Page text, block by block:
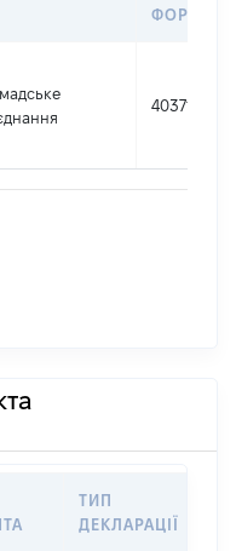
40371664
ТИП
ДЕКЛАРАЦІЇ